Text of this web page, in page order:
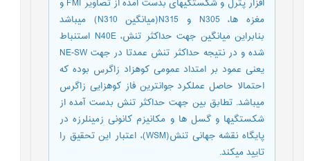
افزار پترل و شکستگی‎های بدست آمده از تصاویر FMI و
مغزه ها، N305 و N315(میانگین N310) می‎باشد
بنابراین میانگین جهت حداکثر تنش، N40E استنباط
شده و در نتیجه حداکثر تنش عمدتا در جهت NE-SW
یعنی عمود بر امتداد عمومی کوهزاد زاگرس بوده که
احتمالا حاصل عملکرد جوان‎ترین فاز کوهزایی زاگرس
می‎باشد. تطابق بین جهت حداکثر تنش بدست آمده از
شکستگی‎ها و گسل ها و مکانیزم کانونی زمین‎لرزه در
پایگاه نقشه جهانی تنش(WSM)، اعتبار این تحقیق را
تایید می‎کند.